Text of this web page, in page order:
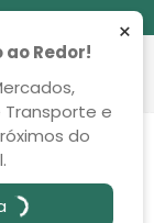
×
Redor!
Transporte e
do